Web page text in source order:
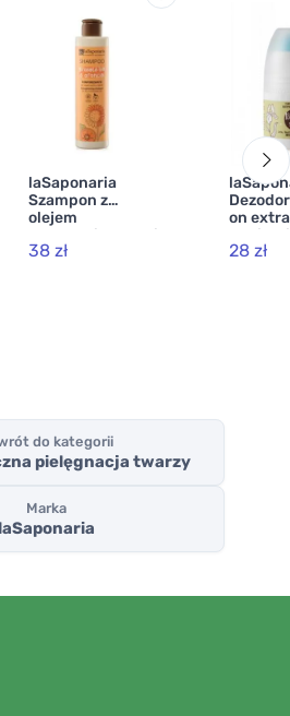
laSaponaria
Szampon z
olejem
słonecznikowym i
słodką
38 zł
on
(50 ml)
28 zł
do kategorii
pielęgnacja twarzy
Marka
laSaponaria